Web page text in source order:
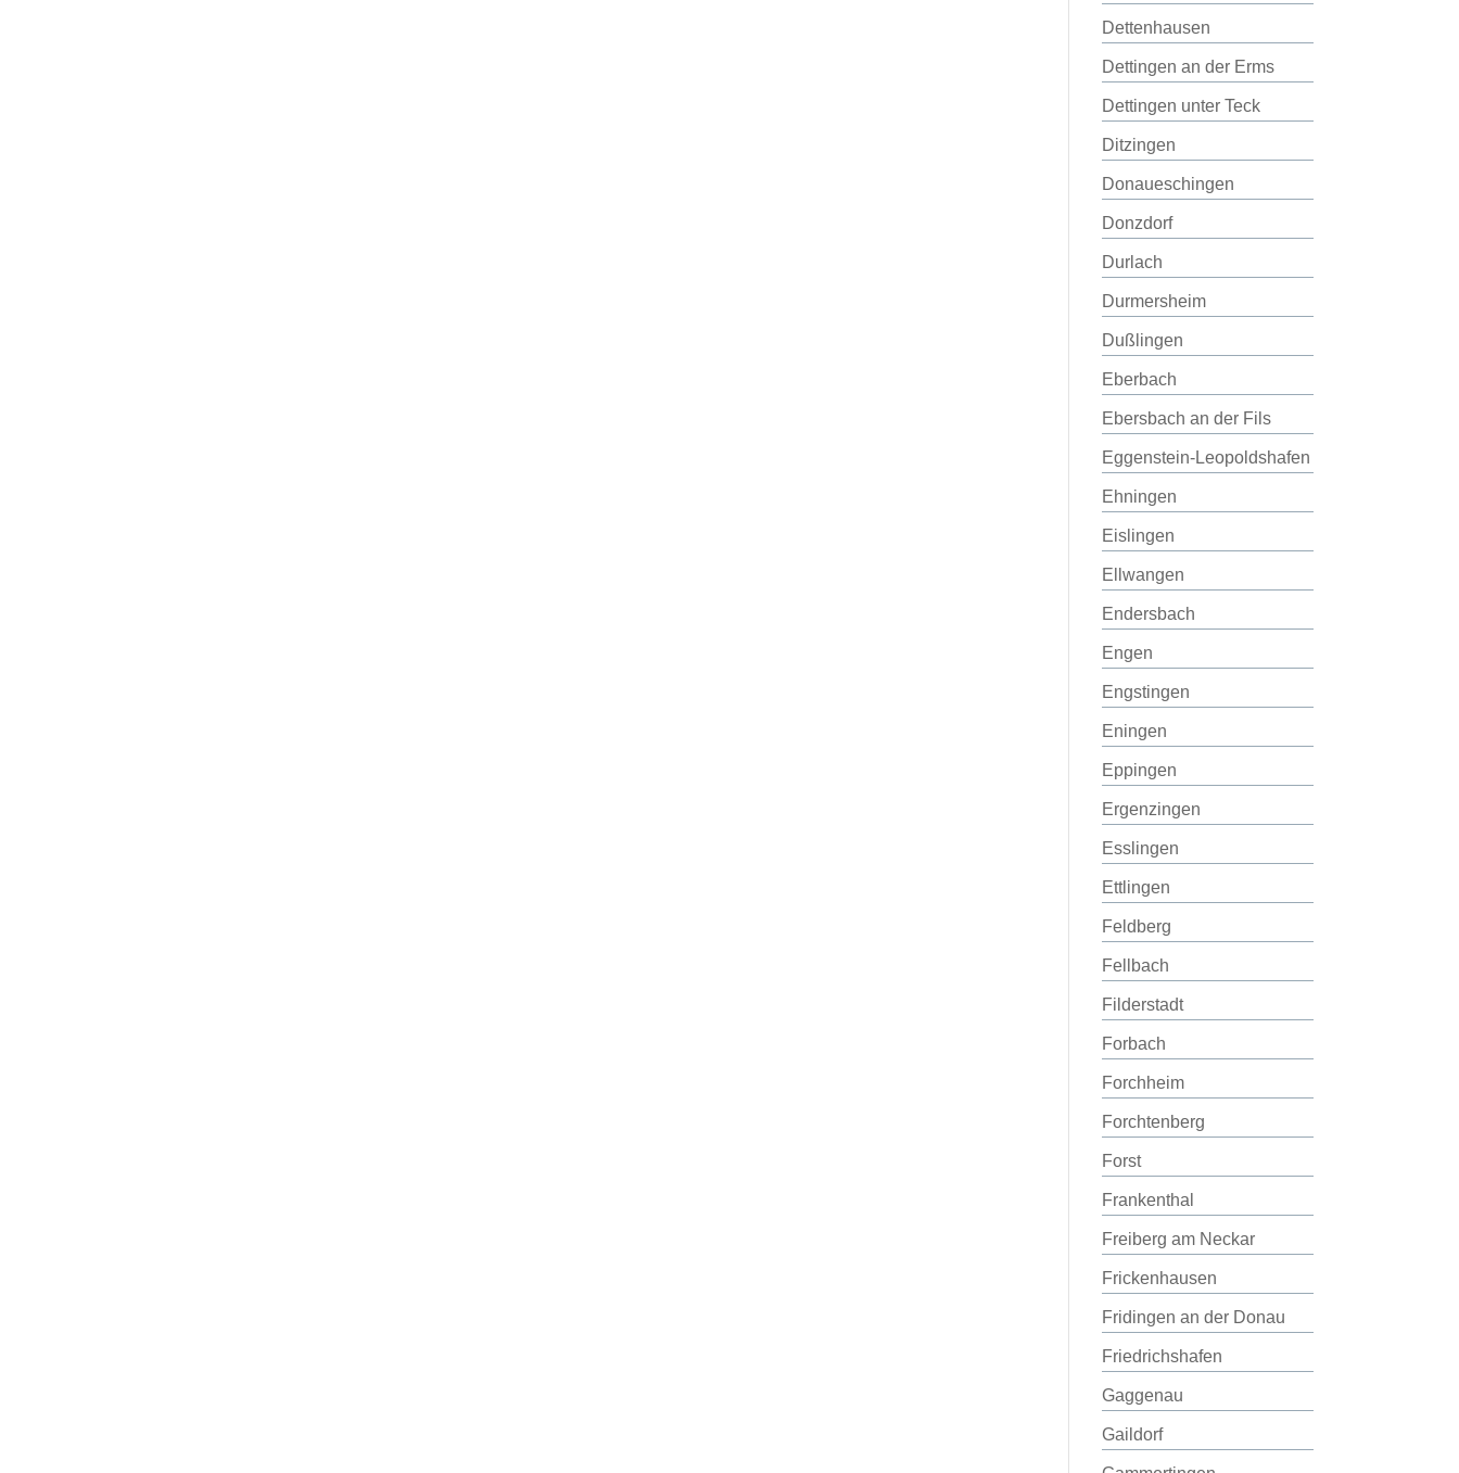
Dettenhausen
Dettingen an der Erms
Dettingen unter Teck
Ditzingen
Donaueschingen
Donzdorf
Durlach
Durmersheim
Dußlingen
Eberbach
Ebersbach an der Fils
Eggenstein-Leopoldshafen
Ehningen
Eislingen
Ellwangen
Endersbach
Engen
Engstingen
Eningen
Eppingen
Ergenzingen
Esslingen
Ettlingen
Feldberg
Fellbach
Filderstadt
Forbach
Forchheim
Forchtenberg
Forst
Frankenthal
Freiberg am Neckar
Frickenhausen
Fridingen an der Donau
Friedrichshafen
Gaggenau
Gaildorf